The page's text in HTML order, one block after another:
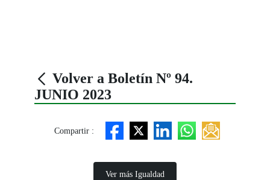
Volver a Boletín Nº 94.
JUNIO 2023
Compartir :
Ver más Igualdad